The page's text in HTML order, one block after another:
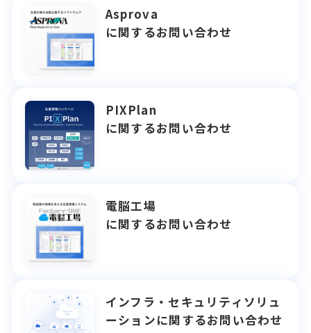
Asprova
に関するお問い合わせ
PIXPlan
に関するお問い合わせ
電脳工場
に関するお問い合わせ
インフラ・セキュリティソリュ
ーションに関するお問い合わせ